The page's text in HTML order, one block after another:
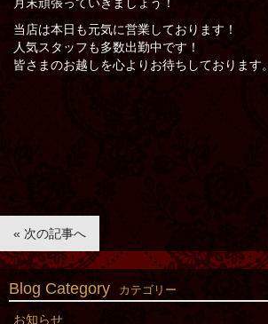
当店は本日も元気に営業しております！
人気スタッフも多数出勤中です！
皆さまのお越しを心よりお待ちしております。
« 次の記事へ
Blog Category カテゴリー
お知らせ